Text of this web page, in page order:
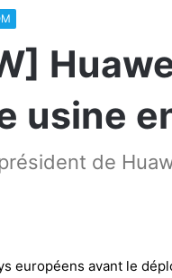
usine
de
européens avant le